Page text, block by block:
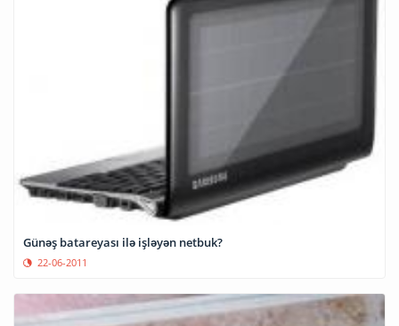
Günəş batareyası ilə işləyən netbuk?
22-06-2011